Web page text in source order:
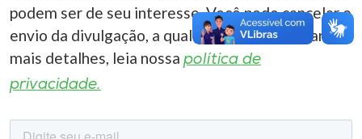
podem ser de seu interesse. Você pode cancelar o
envio da divulgação, a qualquer momento. Para
mais detalhes, leia nossa política de
privacidade.